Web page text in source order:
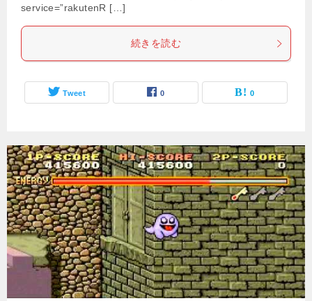
service=”rakutenR […]
続きを読む
Tweet 0 0